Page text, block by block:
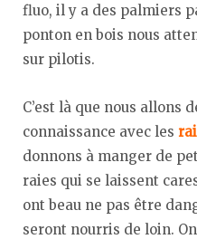
fluo, il y a des palmiers
ponton en bois nous
sur pilotis.
C’est là que nous allons
connaissance avec les
donnons à manger de
raies qui se laissent
ont beau ne pas être
seront nourris de loin.